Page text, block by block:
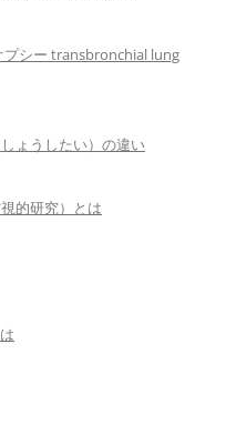
プシー transbronchial lung
ょうしたい）の違い
的研究）とは